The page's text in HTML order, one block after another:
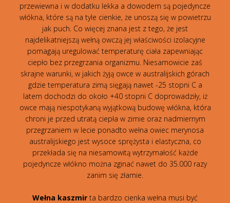
przewiewna i w dodatku lekka a dowodem są pojedyncze
włókna, które są na tyle cienkie, że unoszą się w powietrzu
jak puch. Co więcej znana jest z tego, że jest
najdelikatniejszą wełną owczą jej właściwości izolacyjne
pomagają uregulować temperaturę ciała zapewniając
ciepło bez przegrzania organizmu. Niesamowicie zaś
skrajne warunki, w jakich żyją owce w australijskich górach
gdzie temperatura zimą sięgają nawet -25 stopni C a
latem dochodzi do około +40 stopni C doprowadziły, iż
owce mają niespotykaną wyjątkową budowę włókna, która
chroni je przed utratą ciepła w zimie oraz nadmiernym
przegrzaniem w lecie ponadto wełna owiec merynosa
australijskiego jest wysoce sprężysta i elastyczna, co
przekłada się na niesamowitą wytrzymałość każde
pojedyncze włókno można zginać nawet do 35.000 razy
zanim się złamie.
Wełna kaszmir ta bardzo cienka wełna musi być